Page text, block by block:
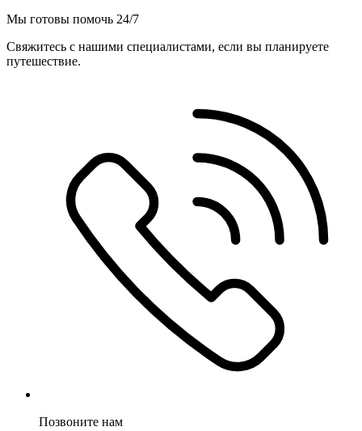
Мы готовы помочь 24/7
Свяжитесь с нашими специалистами, если вы планируете
путешествие.
Позвоните нам